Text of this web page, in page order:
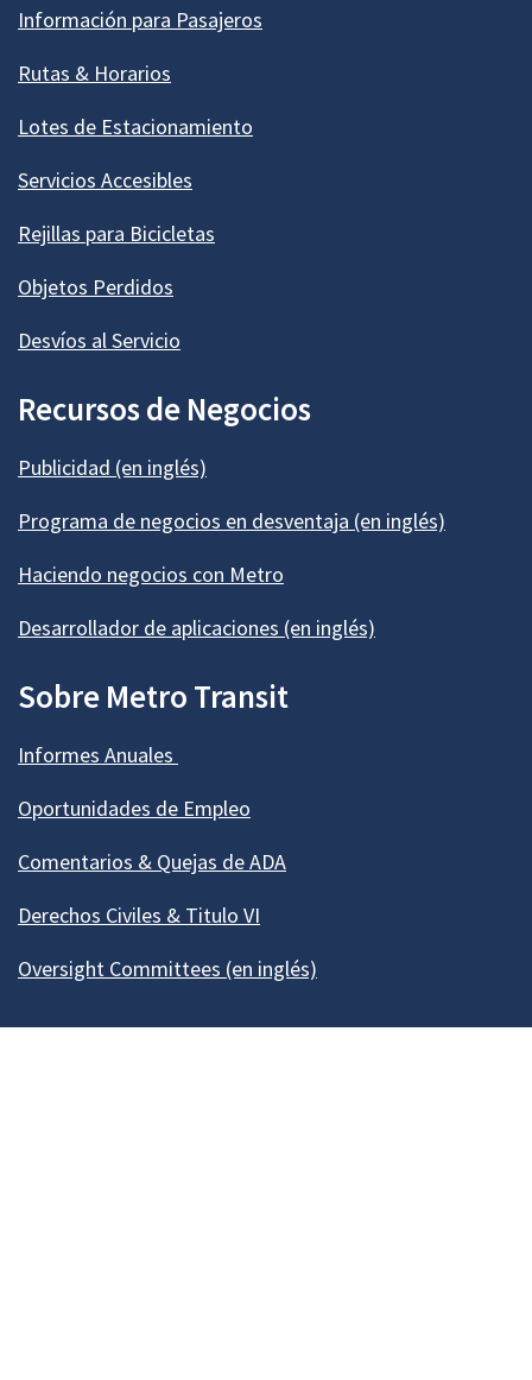
Información para Pasajeros
Rutas & Horarios
Lotes de Estacionamiento
Servicios Accesibles
Rejillas para Bicicletas
Objetos Perdidos
Desvíos al Servicio
Recursos de Negocios
Publicidad (en inglés)
Programa de negocios en desventaja (en inglés)
Haciendo negocios con Metro
Desarrollador de aplicaciones (en inglés)
Sobre Metro Transit
Informes Anuales
Oportunidades de Empleo
Comentarios & Quejas de ADA
Derechos Civiles & Titulo VI
Oversight Committees (en inglés)